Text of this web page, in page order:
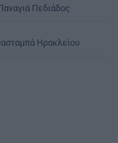
Πεδιάδος
Ηρακλείου